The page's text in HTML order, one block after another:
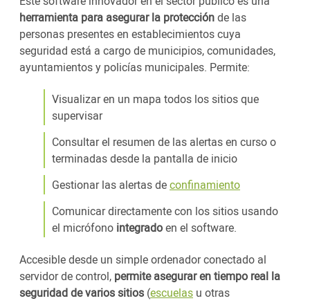
herramienta para asegurar la protecciónde las
personas presentes en establecimientos cuya
seguridad está a cargo de municipios, comunidades,
ayuntamientos y policías municipales. Permite:
Visualizar en un mapa todos los sitios que
supervisar
Consultar el resumen de las alertas en curso o
terminadas desde la pantalla de inicio
Gestionar las alertas deconfinamiento
Comunicar directamente con los sitios usando
el micrófono integradoen el software.
Accesible desde un simple ordenador conectado al
servidor de control, permite asegurar en tiempo real la
seguridad de varios sitios (escuelas u otras